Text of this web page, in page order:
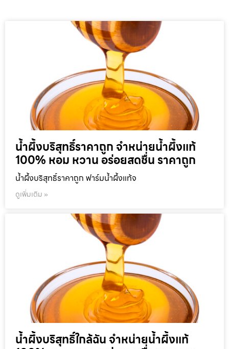
น้ำผึ้งบริสุทธิ์ราคาถูก จำหน่ายน้ำผึ้งแท้
100% หอม หวาน อร่อยสดชื่น ราคาถูก
น้ำผึ้งบริสุทธิ์ราคาถูก ฟาร์มน้ำผึ้งแท้จ
ดูเพิ่มเติม »
น้ำผึ้งบริสุทธิ์ใกล้ฉัน จำหน่ายน้ำผึ้งแท้